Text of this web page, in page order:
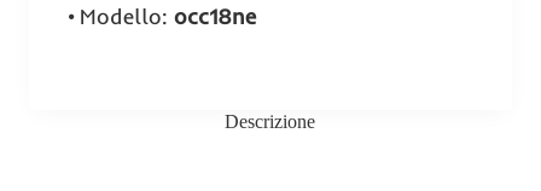
Modello: occ18ne
Descrizione